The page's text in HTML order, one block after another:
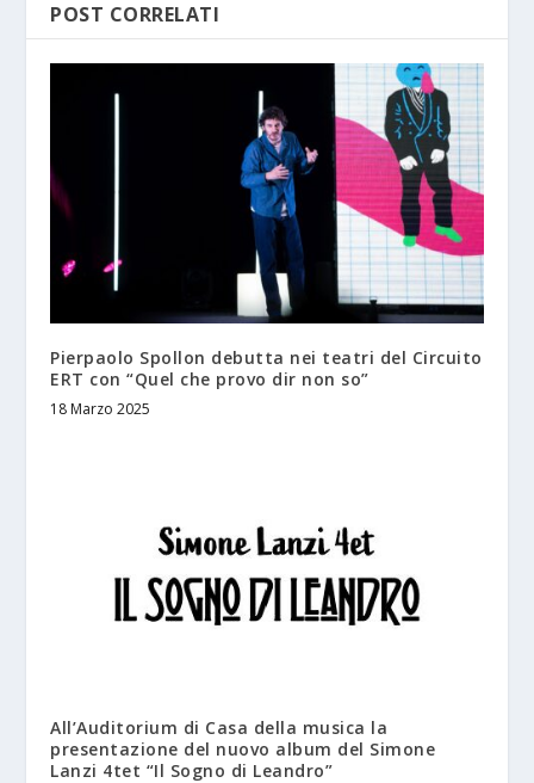
POST CORRELATI
Pierpaolo Spollon debutta nei teatri del Circuito
ERT con “Quel che provo dir non so”
18 Marzo 2025
All’Auditorium di Casa della musica la
presentazione del nuovo album del Simone
Lanzi 4tet “Il Sogno di Leandro”